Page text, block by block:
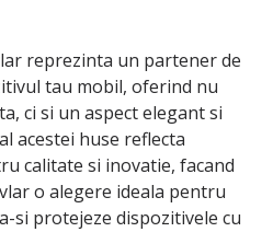
reprezinta un partener de
tau mobil, oferind nu
ci si un aspect elegant si
acestei huse reflecta
calitate si inovatie, facand
o alegere ideala pentru
si protejeze dispozitivele cu